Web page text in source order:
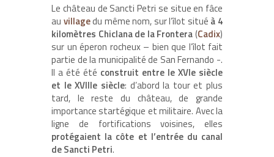
Le château de Sancti Petri se situe en fâce
au villagedu même nom, sur l’îlot situé à 4
kilomètres Chiclana de la Frontera(Cadix)
sur un éperon rocheux – bien que l’îlot fait
partie de la municipalité de San Fernando -.
Il a été été construit entre le XVIe siècle
et le XVIIIe siècle: d’abord la tour et plus
tard, le reste du château, de grande
importance startégique et militaire. Avec la
ligne de fortifications voisines, elles
protégaient la côte et l’entrée du canal
de Sancti Petri.